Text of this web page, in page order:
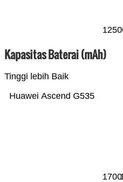
Kapasitas Baterai (mAh)
Tinggi lebih Baik
Huawei Ascend G535
1700